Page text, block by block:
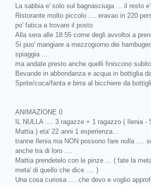
La sabbia e' solo sul bagnasciuga ... il resto
Ristorante molto piccolo .... eravao in 220
po' fatica a trovare il posto
Alla sera alle 18:55 come degli avvoltoi a
Si puo' mangiare a mezzogiorno dei
spiaggia ...
ma andate presto anche quelli finiscono
Bevande in abbondanza e acqua in bottiglia
Sprite/coca/fanta e birra al bicchiere da
ANIMAZIONE 0
IL NULLA .... 3 ragazze + 1 ragazzo ( Ilenia -
Mattia ) eta' 22 anni 1 esperienza...
tranne Ilenia ma NON possono fare nulla ....
anche tra di loro ....
Mattia prendetelo con le pinze ... ( fate la
meta' di quello che dice .... )
Una cosa curiosa .... che devo e voglio